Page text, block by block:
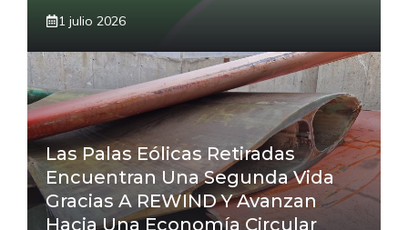
1 julio 2026
Las Palas Eólicas Retiradas
Encuentran Una Segunda Vida
Gracias A REWIND Y Avanzan
Hacia Una Economía Circular